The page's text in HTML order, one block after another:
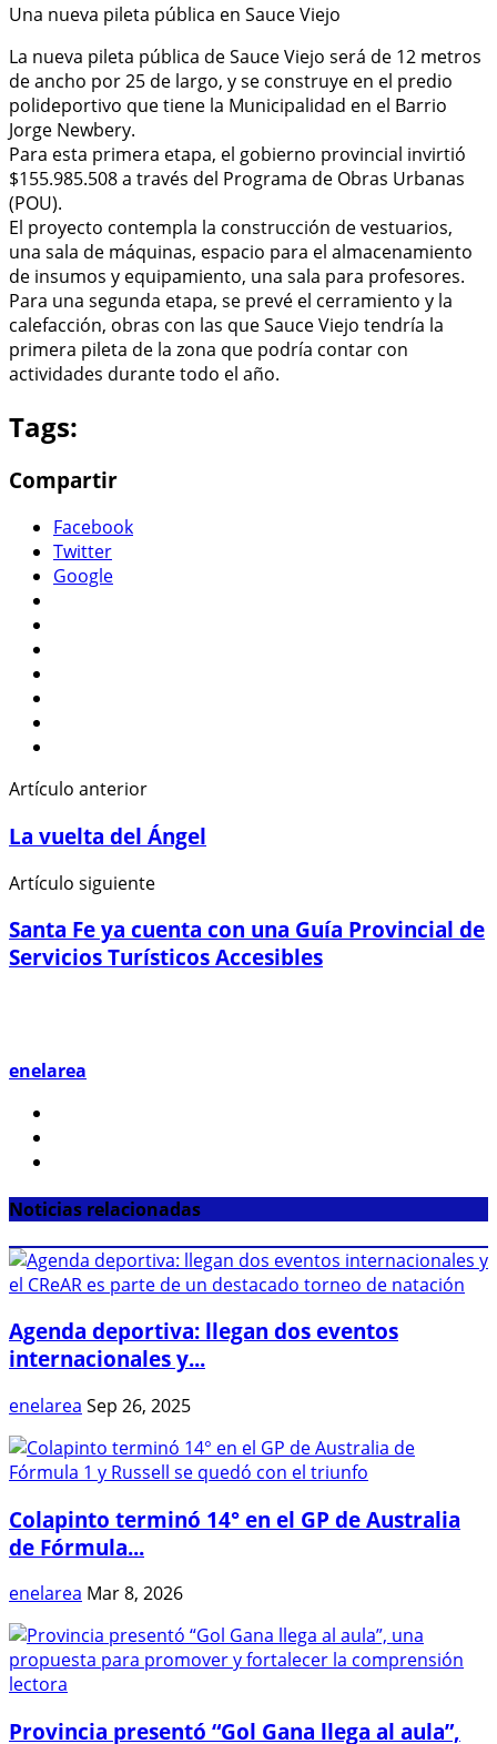
Una nueva pileta pública en Sauce Viejo
La nueva pileta pública de Sauce Viejo será de 12 metros
de ancho por 25 de largo, y se construye en el predio
polideportivo que tiene la Municipalidad en el Barrio
Jorge Newbery.
Para esta primera etapa, el gobierno provincial invirtió
$155.985.508 a través del Programa de Obras Urbanas
(POU).
El proyecto contempla la construcción de vestuarios,
una sala de máquinas, espacio para el almacenamiento
de insumos y equipamiento, una sala para profesores.
Para una segunda etapa, se prevé el cerramiento y la
calefacción, obras con las que Sauce Viejo tendría la
primera pileta de la zona que podría contar con
actividades durante todo el año.
Tags:
Compartir
Facebook
Twitter
Google
Artículo anterior
La vuelta del Ángel
Artículo siguiente
Santa Fe ya cuenta con una Guía Provincial de
Servicios Turísticos Accesibles
enelarea
Noticias relacionadas
Agenda deportiva: llegan dos eventos
internacionales y...
enelarea Sep 26, 2025
Colapinto terminó 14° en el GP de Australia
de Fórmula...
enelarea Mar 8, 2026
Provincia presentó “Gol Gana llega al aula”,